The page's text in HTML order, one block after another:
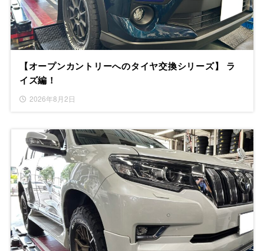
【オープンカントリーへのタイヤ交換シリーズ】 ラ
イズ編！
2026年8月2日